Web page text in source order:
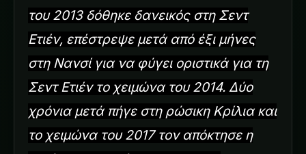
του 2013 δόθηκε δανεικός στη Σεντ
Ετιέν, επέστρεψε μετά από έξι μήνες
στη Νανσί για να φύγει οριστικά για τη
Σεντ Ετιέν το χειμώνα του 2014. Δύο
χρόνια μετά πήγε στη ρώσικη Κρίλια και
το χειμώνα του 2017 τον απόκτησε η